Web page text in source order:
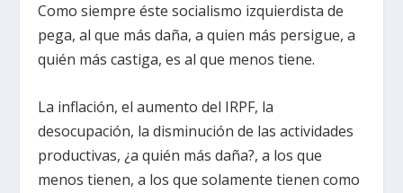
Como siempre éste socialismo izquierdista de
pega, al que más daña, a quien más persigue, a
quién más castiga, es al que menos tiene.
La inflación, el aumento del IRPF, la
desocupación, la disminución de las actividades
productivas, ¿a quién más daña?, a los que
menos tienen, a los que solamente tienen como